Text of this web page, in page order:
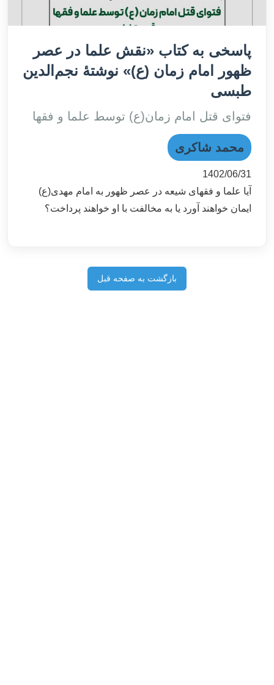
پاسخی به کتاب «نقش علما در عصر
ظهور امام زمان (ع)» نوشتۀ نجم‌الدین
طبسی
فتوای قتل امام زمان(ع) توسط علما و فقها
محمد شاکری
1402/06/31
آیا علما و فقهای شیعه در عصر ظهور به امام مهدی(ع)
ایمان خواهند آورد یا به مخالفت با او خواهند پرداخت؟
بازگشت به صفحه قبل